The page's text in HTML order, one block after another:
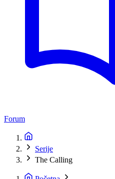
Forum
Serije
The Calling